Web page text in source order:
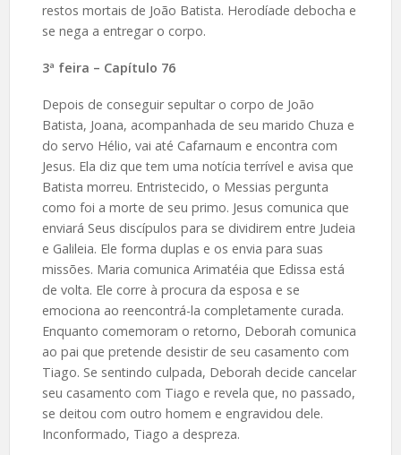
restos mortais de João Batista. Herodíade debocha e
se nega a entregar o corpo.
3ª feira – Capítulo 76
Depois de conseguir sepultar o corpo de João
Batista, Joana, acompanhada de seu marido Chuza e
do servo Hélio, vai até Cafarnaum e encontra com
Jesus. Ela diz que tem uma notícia terrível e avisa que
Batista morreu. Entristecido, o Messias pergunta
como foi a morte de seu primo. Jesus comunica que
enviará Seus discípulos para se dividirem entre Judeia
e Galileia. Ele forma duplas e os envia para suas
missões. Maria comunica Arimatéia que Edissa está
de volta. Ele corre à procura da esposa e se
emociona ao reencontrá-la completamente curada.
Enquanto comemoram o retorno, Deborah comunica
ao pai que pretende desistir de seu casamento com
Tiago. Se sentindo culpada, Deborah decide cancelar
seu casamento com Tiago e revela que, no passado,
se deitou com outro homem e engravidou dele.
Inconformado, Tiago a despreza.